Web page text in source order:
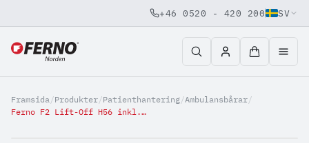
Jump to content
+46 0520 - 420 200 SV
Framsida/Produkter/Patienthantering/Ambulansbårar/
Ferno F2 Lift-Off H56 inkl. madrass och bälten